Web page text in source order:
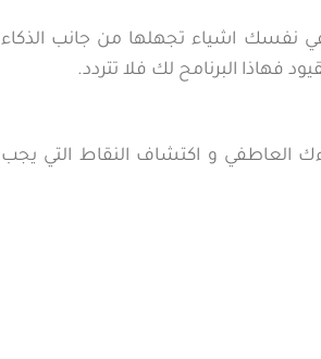
في نفسك اشياء تجهلها من جانب الذكاء
فهاذا البرنامح لك فلا تتردد.
العاطفي و اكتشاف النقاط التي يجب